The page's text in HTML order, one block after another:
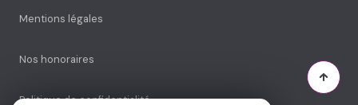
Mentions légales
Nos honoraires
Politique de confidentialité